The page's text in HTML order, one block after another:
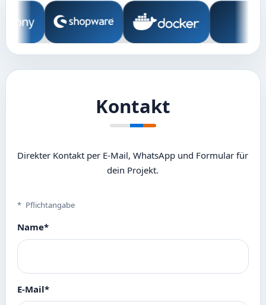
Technologien und Tools
Kontakt
Direkter Kontakt per E-Mail, WhatsApp und Formular für
dein Projekt.
* Pflichtangabe
Name*
E-Mail*